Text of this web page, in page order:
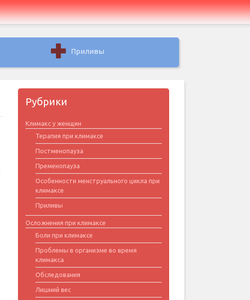
Приливы
Рубрики
Климакс у женщин
Терапия при климаксе
Постменопауза
Пременопауза
Особенности менструального цикла при
климаксе
Приливы
Осложнения при климаксе
Боли при климаксе
Проблемы в организме во время
климакса
Обследования
Лишний вес